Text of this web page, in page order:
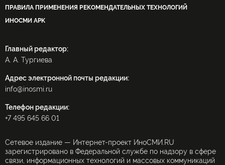
ПРАВИЛА ПРИМЕНЕНИЯ РЕКОМЕНДАТЕЛЬНЫХ ТЕХНОЛОГИЙ
ИНОСМИ APK
Главный редактор:
А. А. Тургиева
Адрес электронной почты редакции:
info@inosmi.ru
Телефон редакции:
+7 495 645 66 01
Сетевое издание — Интернет-проект ИноСМИ.RU
зарегистрировано в Федеральной службе по надзору в сфере
связи, информационных технологий и массовых коммуникаций